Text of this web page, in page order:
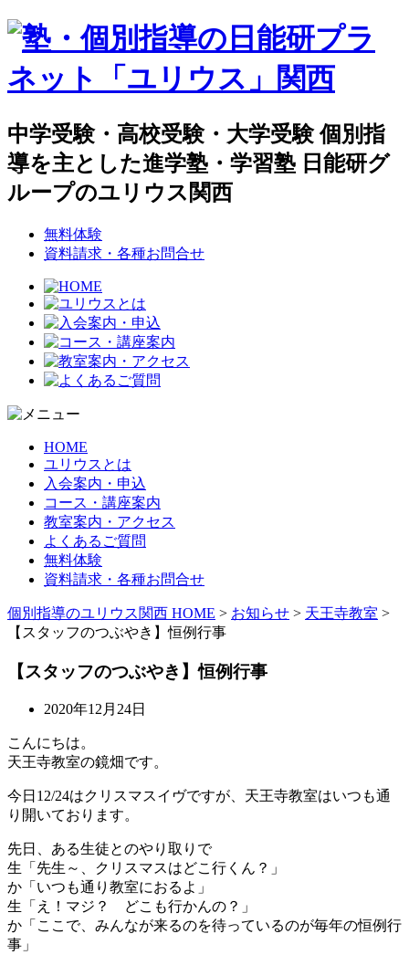
中学受験・高校受験・大学受験 個別指
導を主とした進学塾・学習塾 日能研グ
ループのユリウス関西
無料体験
資料請求・各種お問合せ
HOME
ユリウスとは
入会案内・申込
コース・講座案内
教室案内・アクセス
よくあるご質問
無料体験
資料請求・各種お問合せ
個別指導のユリウス関西 HOME > お知らせ > 天王寺教室 >
【スタッフのつぶやき】恒例行事
【スタッフのつぶやき】恒例行事
2020年12月24日
こんにちは。
天王寺教室の鏡畑です。
今日12/24はクリスマスイヴですが、天王寺教室はいつも通
り開いております。
先日、ある生徒とのやり取りで
生「先生～、クリスマスはどこ行くん？」
か「いつも通り教室におるよ」
生「え！マジ？ どこも行かんの？」
か「ここで、みんなが来るのを待っているのが毎年の恒例行
事」